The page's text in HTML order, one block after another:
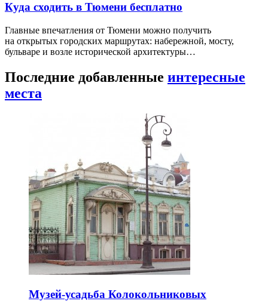
Куда сходить в Тюмени бесплатно
Главные впечатления от Тюмени можно получить
на открытых городских маршрутах: набережной, мосту,
бульваре и возле исторической архитектуры…
Последние добавленные интересные
места
Музей-усадьба Колокольниковых